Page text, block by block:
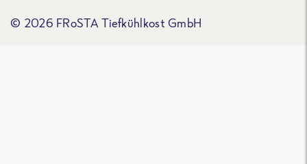
© 2026 FRoSTA Tiefkühlkost GmbH